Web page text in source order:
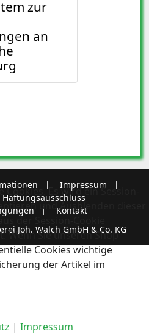
zur
an
Impressum
Haftungsausschluss
Kontakt
Joh. Walch GmbH & Co. KG
Cookies. Es wird ein Session-
und Ausblenden dieser
der Session-Cookie
Wenn Sie unseren Shop
Cookies wichtige
der Artikel im
| Impressum